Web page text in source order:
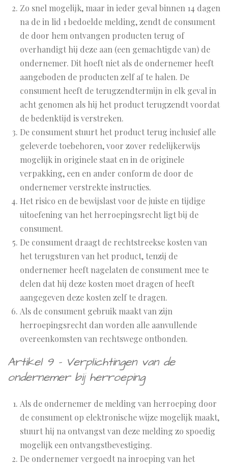
Zo snel mogelijk, maar in ieder geval binnen 14 dagen
na de in lid 1 bedoelde melding, zendt de consument
de door hem ontvangen producten terug of
overhandigt hij deze aan (een gemachtigde van) de
ondernemer. Dit hoeft niet als de ondernemer heeft
aangeboden de producten zelf af te halen. De
consument heeft de terugzendtermijn in elk geval in
acht genomen als hij het product terugzendt voordat
de bedenktijd is verstreken.
De consument stuurt het product terug inclusief alle
geleverde toebehoren, voor zover redelijkerwijs
mogelijk in originele staat en in de originele
verpakking, een en ander conform de door de
ondernemer verstrekte instructies.
Het risico en de bewijslast voor de juiste en tijdige
uitoefening van het herroepingsrecht ligt bij de
consument.
De consument draagt de rechtstreekse kosten van
het terugsturen van het product, tenzij de
ondernemer heeft nagelaten de consument mee te
delen dat hij deze kosten moet dragen of heeft
aangegeven deze kosten zelf te dragen.
Als de consument gebruik maakt van zijn
herroepingsrecht dan worden alle aanvullende
overeenkomsten van rechtswege ontbonden.
Artikel 9 - Verplichtingen van de
ondernemer bij herroeping
Als de ondernemer de melding van herroeping door
de consument op elektronische wijze mogelijk maakt,
stuurt hij na ontvangst van deze melding zo spoedig
mogelijk een ontvangstbevestiging.
De ondernemer vergoedt na inroeping van het